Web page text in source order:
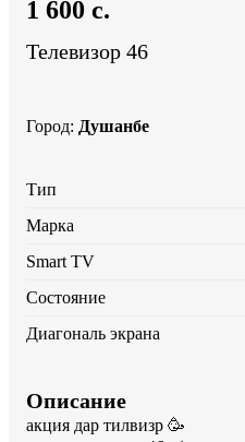
1 600 c.
Телевизор 46
Город: Душанбе
Тип
Марка
Smart TV
Состояние
Диагональ экрана
Описание
акция дар тилвизр 🥳